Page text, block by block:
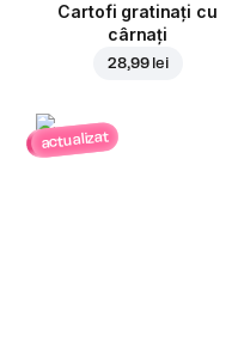
Cartofi gratinați cu
cârnați
28,99 lei
actualizat